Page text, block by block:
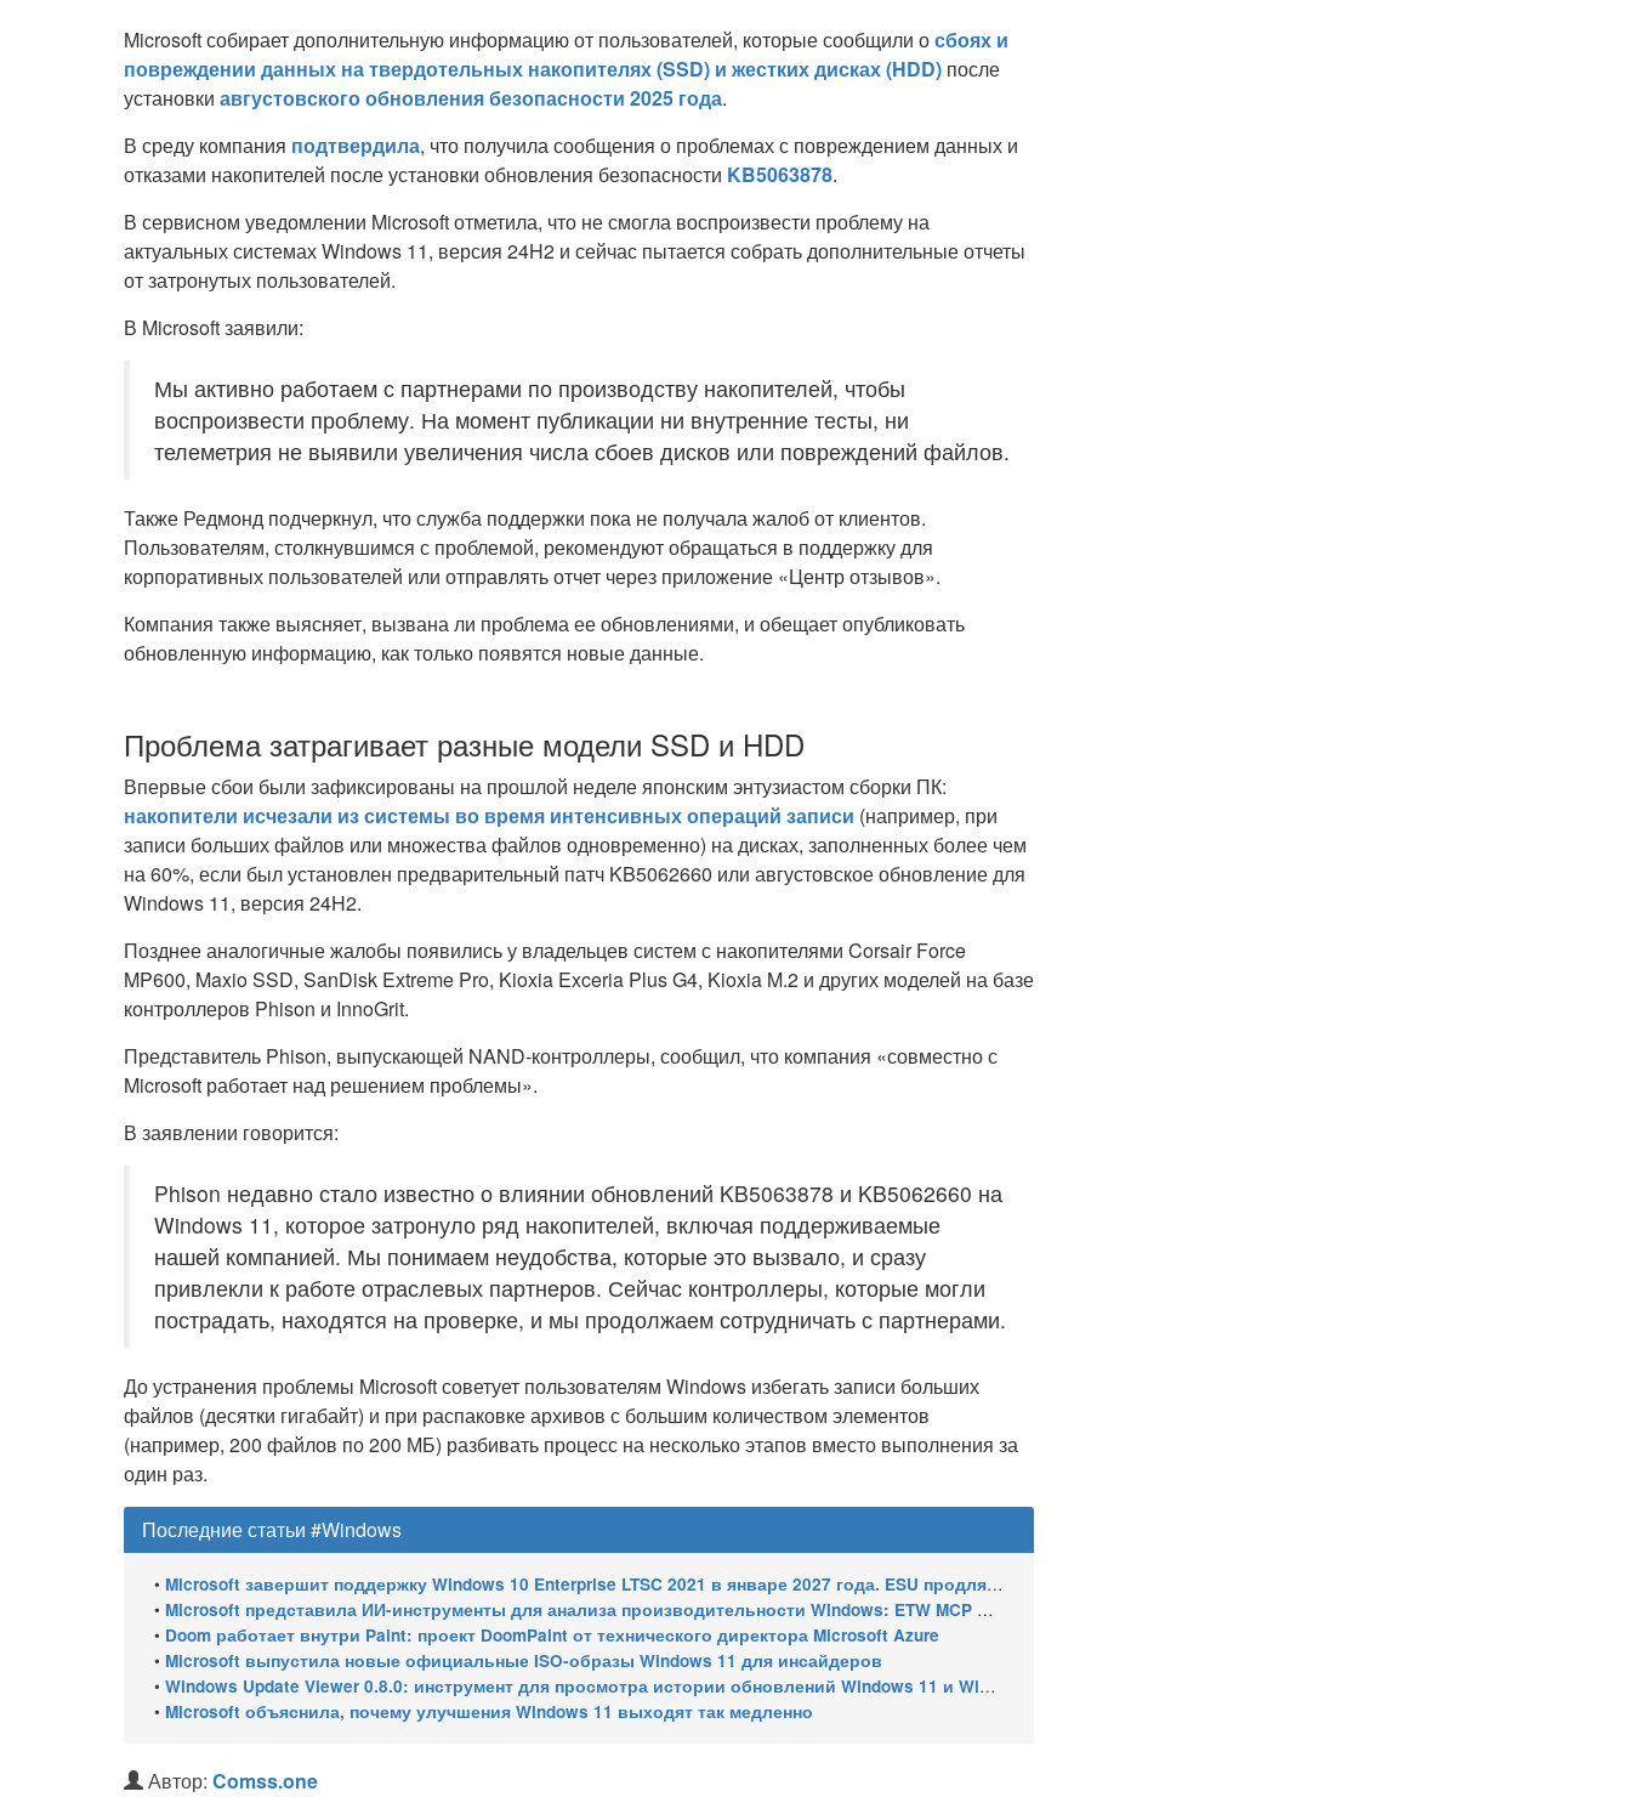
Microsoft собирает дополнительную информацию от пользователей, которые сообщили осбоях и
повреждении данных на твердотельных накопителях (SSD) и жестких дисках (HDD) после
установки августовского обновления безопасности 2025 года.
В среду компания подтвердила, что получила сообщения о проблемах с повреждением данных и
отказами накопителей после установки обновления безопасности KB5063878.
В сервисном уведомлении Microsoft отметила, что не смогла воспроизвести проблему на
актуальных системах Windows 11, версия 24H2 и сейчас пытается собрать дополнительные отчеты
от затронутых пользователей.
В Microsoft заявили:
Мы активно работаем с партнерами по производству накопителей, чтобы
воспроизвести проблему. На момент публикации ни внутренние тесты, ни
телеметрия не выявили увеличения числа сбоев дисков или повреждений файлов.
Также Редмонд подчеркнул, что служба поддержки пока не получала жалоб от клиентов.
Пользователям, столкнувшимся с проблемой, рекомендуют обращаться в поддержку для
корпоративных пользователей или отправлять отчет через приложение «Центр отзывов».
Компания также выясняет, вызвана ли проблема ее обновлениями, и обещает опубликовать
обновленную информацию, как только появятся новые данные.
Проблема затрагивает разные модели SSD и HDD
Впервые сбои были зафиксированы на прошлой неделе японским энтузиастом сборки ПК:
накопители исчезали из системы во время интенсивных операций записи (например, при
записи больших файлов или множества файлов одновременно) на дисках, заполненных более чем
на 60%, если был установлен предварительный патч KB5062660 или августовское обновление для
Windows 11, версия 24H2.
Позднее аналогичные жалобы появились у владельцев систем с накопителями Corsair Force
MP600, Maxio SSD, SanDisk Extreme Pro, Kioxia Exceria Plus G4, Kioxia M.2 и других моделей на базе
контроллеров Phison и InnoGrit.
Представитель Phison, выпускающей NAND-контроллеры, сообщил, что компания «совместно с
Microsoft работает над решением проблемы».
В заявлении говорится:
Phison недавно стало известно о влиянии обновлений KB5063878 и KB5062660 на
Windows 11, которое затронуло ряд накопителей, включая поддерживаемые
нашей компанией. Мы понимаем неудобства, которые это вызвало, и сразу
привлекли к работе отраслевых партнеров. Сейчас контроллеры, которые могли
пострадать, находятся на проверке, и мы продолжаем сотрудничать с партнерами.
До устранения проблемы Microsoft советует пользователям Windows избегать записи больших
файлов (десятки гигабайт) и при распаковке архивов с большим количеством элементов
(например, 200 файлов по 200 МБ) разбивать процесс на несколько этапов вместо выполнения за
один раз.
Последние статьи #Windows
• Microsoft завершит поддержку Windows 10 Enterprise LTSC 2021 в январе 2027 года. ESU продлят обновления до января 2030 года
• Microsoft представила ИИ-инструменты для анализа производительности Windows: ETW MCP и WPA MCP
• Doom работает внутри Paint: проект DoomPaint от технического директора Microsoft Azure
• Microsoft выпустила новые официальные ISO-образы Windows 11 для инсайдеров
• Windows Update Viewer 0.8.0: инструмент для просмотра истории обновлений Windows 11 и Windows 10 получил улучшения
• Microsoft объяснила, почему улучшения Windows 11 выходят так медленно
Автор: Comss.one